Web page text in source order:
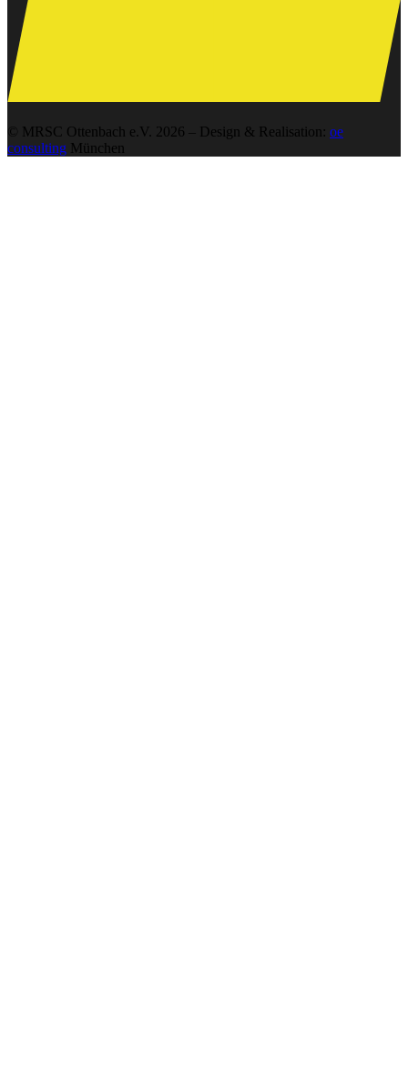
© MRSC Ottenbach e.V. 2026 – Design & Realisation: oe
consulting München